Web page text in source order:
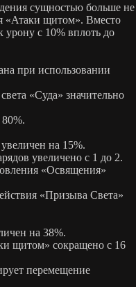
сущностью больше не
«Атаки щитом». Вместо
урону с 10% вплоть до
при использовании
«Суда» значительно
на 15%.
увеличено с 1 до 2.
«Освящения»
«Призыва Света»
на 38%.
щитом» сокращено с 16
перемещение